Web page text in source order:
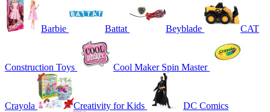
Barbie Battat Beyblade CAT
Construction Toys Cool Maker Spin Master
Crayola Creativity for Kids DC Comics